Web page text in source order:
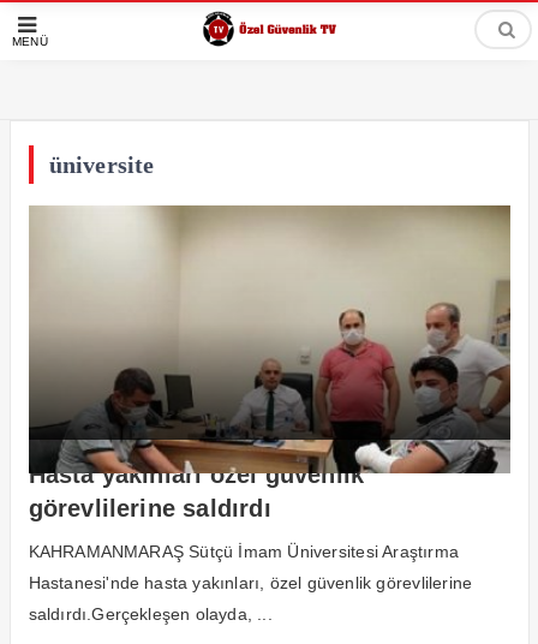
MENÜ
üniversite
Hasta yakınları özel güvenlik
görevlilerine saldırdı
KAHRAMANMARAŞ Sütçü İmam Üniversitesi Araştırma
Hastanesi'nde hasta yakınları, özel güvenlik görevlilerine
saldırdı.Gerçekleşen olayda, ...